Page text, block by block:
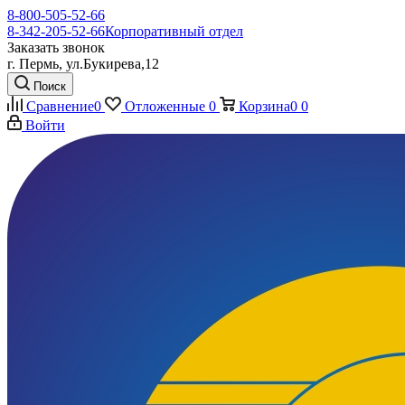
8-800-505-52-66
8-342-205-52-66Корпоративный отдел
Заказать звонок
г. Пермь, ул.Букирева,12
Поиск
Сравнение0 Отложенные 0 Корзина0 0
Войти